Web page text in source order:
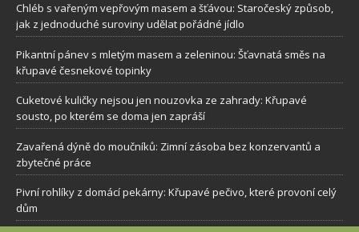
Chléb s vařeným vepřovým masem a šťávou: Staročeský způsob,
jak z jednoduché suroviny udělat pořádné jídlo
Pikantní pánev s mletým masem a zeleninou: Šťavnatá směs na
křupavé česnekové topinky
Cuketové kuličky nejsou jen nouzovka ze zahrady: Křupavé
sousto, po kterém se doma jen zapráší
Zavařená dýně do moučníků: Zimní zásoba bez konzervantů a
zbytečné práce
Pivní rohlíky z domácí pekárny: Křupavé pečivo, které provoní celý
dům